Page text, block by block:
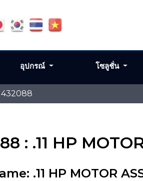
432088
: .11 HP
.11 HP MOTOR
อุปกรณ์ โซลูชั่น